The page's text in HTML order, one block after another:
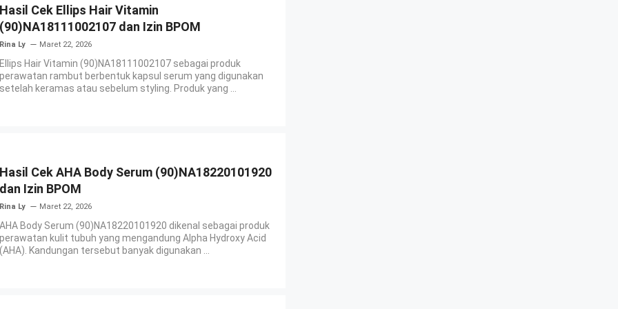
Hasil Cek Ellips Hair Vitamin
(90)NA18111002107 dan Izin BPOM
Rina Ly Maret 22, 2026
Ellips Hair Vitamin (90)NA18111002107 sebagai produk
perawatan rambut berbentuk kapsul serum yang digunakan
setelah keramas atau sebelum styling. Produk yang ...
Hasil Cek AHA Body Serum (90)NA18220101920
dan Izin BPOM
Rina Ly Maret 22, 2026
AHA Body Serum (90)NA18220101920 dikenal sebagai produk
perawatan kulit tubuh yang mengandung Alpha Hydroxy Acid
(AHA). Kandungan tersebut banyak digunakan ...